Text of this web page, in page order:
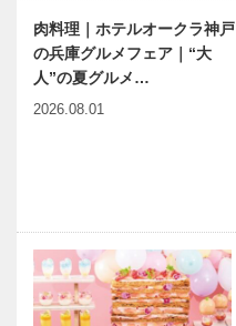
肉料理｜ホテルオークラ神戸
の兵庫グルメフェア｜“大
人”の夏グルメ…
2026.08.01